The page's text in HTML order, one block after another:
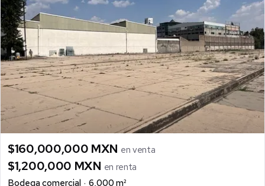
$160,000,000 MXN en venta
$1,200,000 MXN en renta
Bodega comercial
6,000 m²